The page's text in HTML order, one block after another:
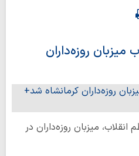
میزبان روزه‌داران
میزبان روزه‌داران در